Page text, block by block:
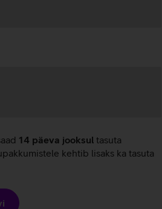
14 päeva jooksul tasuta
kehtib lisaks ka tasuta